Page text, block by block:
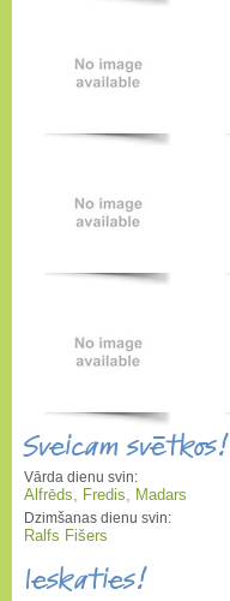
Sveicam svētkos!
Vārda dienu svin:
Alfrēds, Fredis, Madars
Dzimšanas dienu svin:
Ralfs Fišers
Ieskaties!